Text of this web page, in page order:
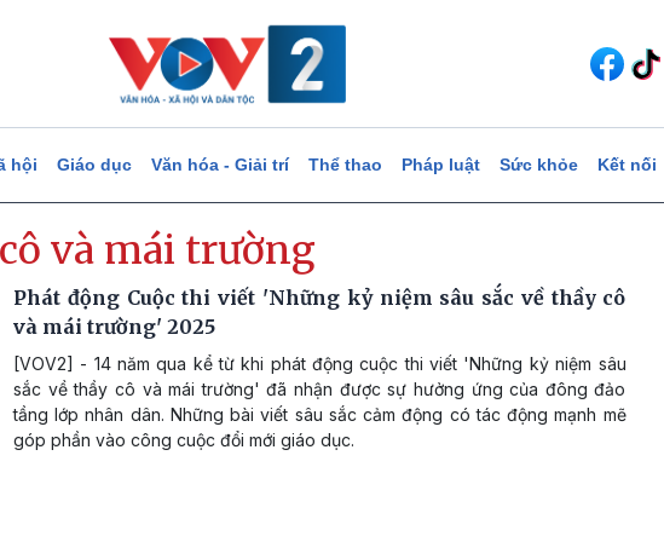
hội Giáo dục Văn hóa - Giải trí Thể thao Pháp luật Sức khỏe Kết nối
và mái trường
Phát động Cuộc thi viết 'Những kỷ niệm sâu sắc về thầy cô
và mái trường' 2025
[VOV2] - 14 năm qua kể từ khi phát động cuộc thi viết 'Những kỷ niệm sâu
sắc về thầy cô và mái trường' đã nhận được sự hưởng ứng của đông đảo
tầng lớp nhân dân. Những bài viết sâu sắc cảm động có tác động mạnh mẽ
góp phần vào công cuộc đổi mới giáo dục.